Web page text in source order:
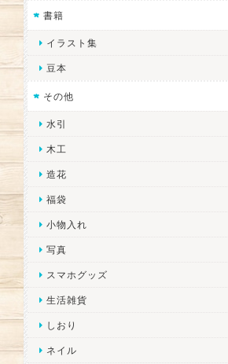
書籍
イラスト集
豆本
その他
水引
木工
造花
福袋
小物入れ
写真
スマホグッズ
生活雑貨
しおり
ネイル